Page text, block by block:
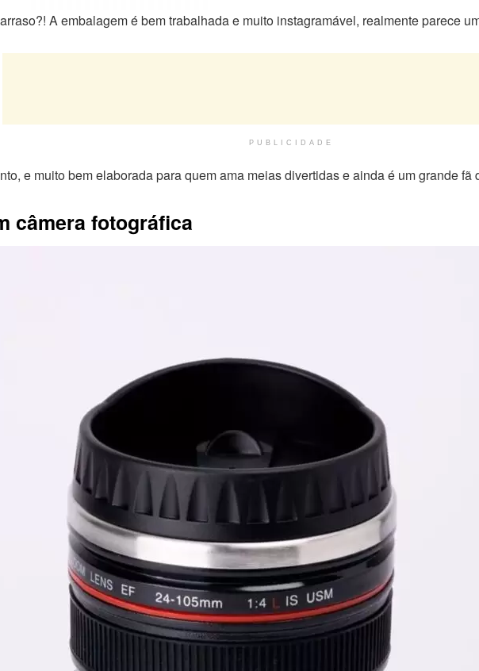
A embalagem é bem trabalhada e muito instagramável, realmente parece
PUBLICIDADE
e muito bem elaborada para quem ama meias divertidas e ainda é um grande fã
câmera fotográfica